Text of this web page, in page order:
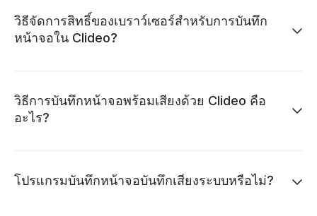
วิธีจัดการสิทธิ์ของเบราว์เซอร์สำหรับการบันทึก
หน้าจอใน Clideo?
วิธีการบันทึกหน้าจอพร้อมเสียงด้วย Clideo คือ
อะไร?
โปรแกรมบันทึกหน้าจอบันทึกเสียงระบบหรือไม่?